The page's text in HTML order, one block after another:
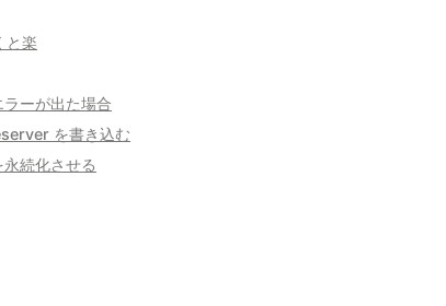
と楽
ーが出た場合
を書き込む
続化させる